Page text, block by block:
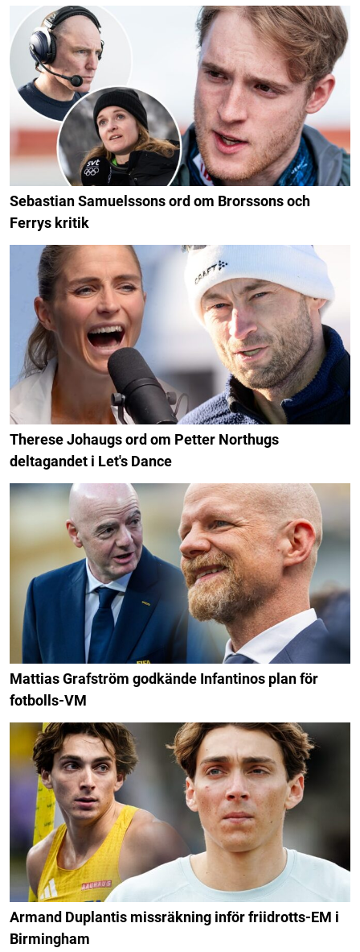
Sebastian Samuelssons ord om Brorssons och
Ferrys kritik
Therese Johaugs ord om Petter Northugs
deltagandet i Let's Dance
Mattias Grafström godkände Infantinos plan för
fotbolls-VM
Armand Duplantis missräkning inför friidrotts-EM i
Birmingham